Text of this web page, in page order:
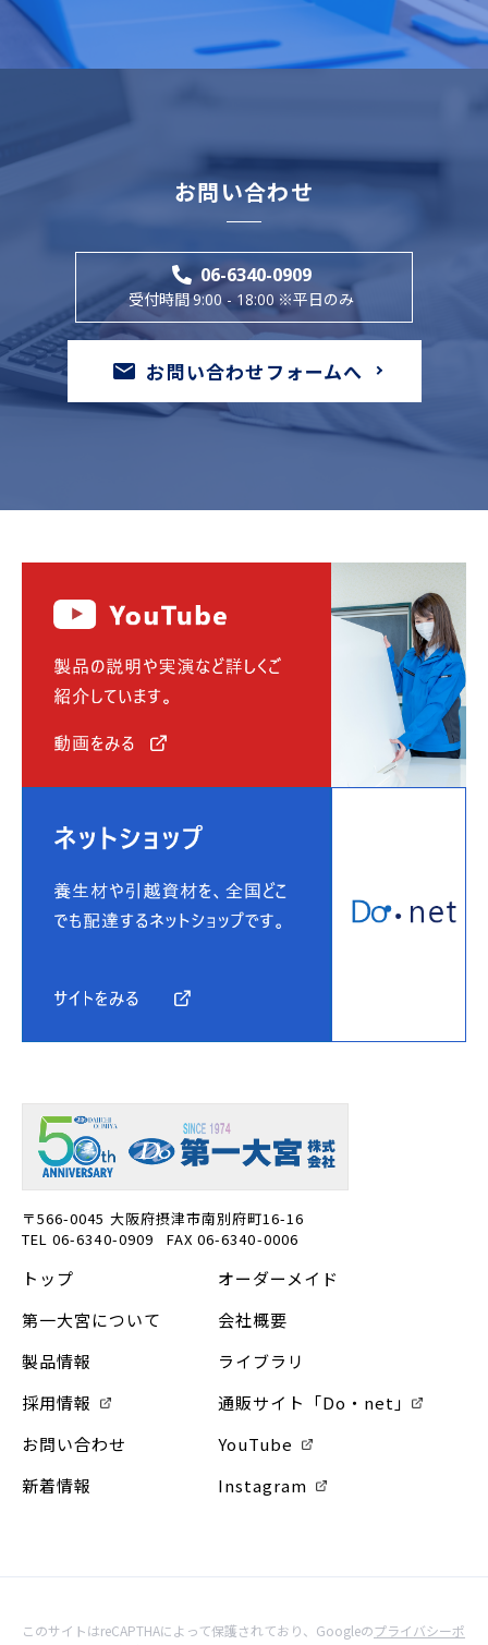
お問い合わせ
06-6340-0909
受付時間9:00 - 18:00 ※平日のみ
お問い合わせフォームへ
〒566-0045 大阪府摂津市南別府町16-16
TEL 06-6340-0909 FAX 06-6340-0006
トップ
第一大宮について
製品情報
オーダーメイド
会社概要
ライブラリ
採用情報
お問い合わせ
新着情報
通販サイト「Do・net」
YouTube
Instagram
このサイトはreCAPTHAによって保護されており、Googleのプライバシーポ